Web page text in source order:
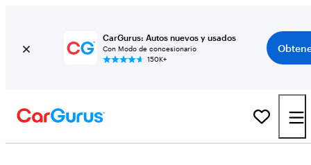
CarGurus: Autos nuevos y usados
Con Modo de concesionario
150K+